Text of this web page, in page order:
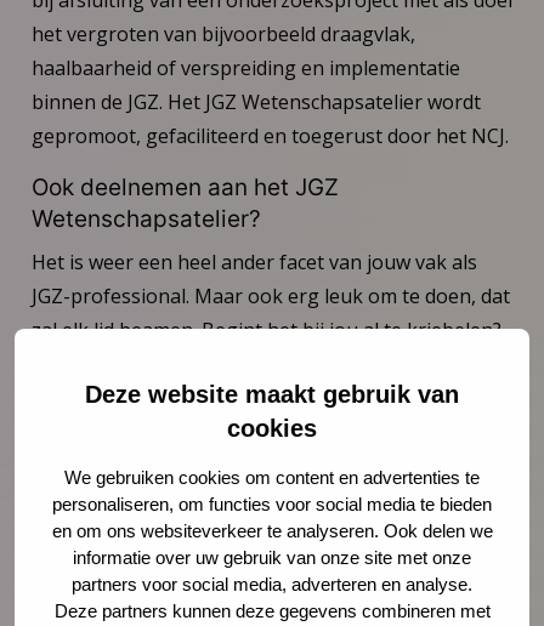
Deze website maakt gebruik van
cookies
We gebruiken cookies om content en advertenties te
personaliseren, om functies voor social media te bieden
en om ons websiteverkeer te analyseren. Ook delen we
informatie over uw gebruik van onze site met onze
partners voor social media, adverteren en analyse.
Deze partners kunnen deze gegevens combineren met
het vergroten van bijvoorbeeld draagvlak,
haalbaarheid of verspreiding en implementatie
binnen de JGZ. Het JGZ Wetenschapsatelier wordt
gepromoot, gefaciliteerd en toegerust door het NCJ.
Ook deelnemen aan het JGZ
Wetenschapsatelier?
Het is weer een heel ander facet van jouw vak als
JGZ-professional. Maar ook erg leuk om te doen, dat
zal elk lid beamen. Begint het bij jou al te kriebelen?
uit te proberen. Versterk onze gelederen want met
een grotere groep zijn we nog beter beschikbaar
voor belangstellende onderzoekers.
Meer weten? Bekijk ons mission statement
Lid worden van het JGZ Wetenschapsatelier